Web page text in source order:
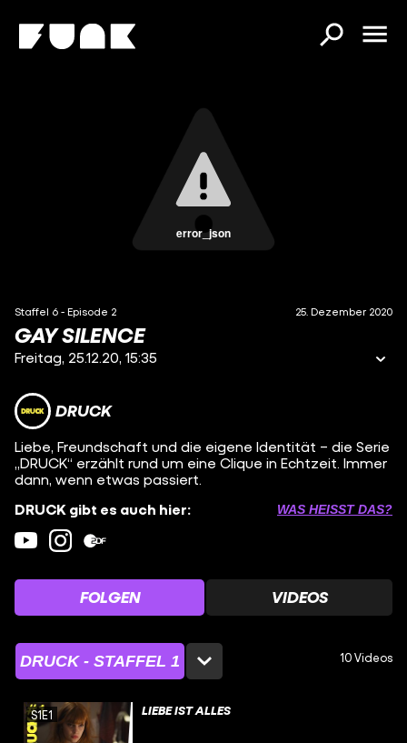
error_json
Staffel 6 - Episode 2 25. Dezember 2020
GAY SILENCE
Freitag, 25.12.20, 15:35
DRUCK
Liebe, Freundschaft und die eigene Identität – die Serie
„DRUCK“ erzählt rund um eine Clique in Echtzeit. Immer
dann, wenn etwas passiert.
DRUCK gibt es auch hier:
WAS HEISST DAS?
FOLGEN VIDEOS
DRUCK - STAFFEL 1 10 Videos
S1E1 LIEBE IST ALLES